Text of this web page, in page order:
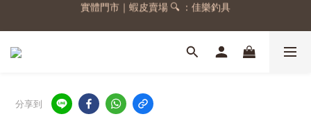
註冊會員，送 50 元購物金
實體門市｜蝦皮賣場 🔍 ：佳樂釣具
註冊會員，送 50 元購物金
分享到